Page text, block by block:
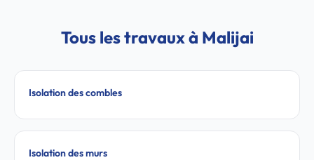
Tous les travaux à Malijai
Isolation des combles
Isolation des murs